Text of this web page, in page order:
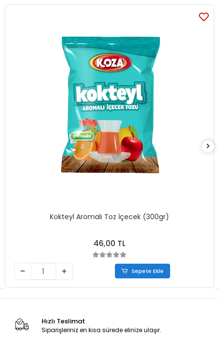
Kokteyl Aromalı Toz İçecek (300gr)
46,00 TL
Sepete Ekle
Hızlı Teslimat
Siparişleriniz en kısa sürede elinize ulaşır.